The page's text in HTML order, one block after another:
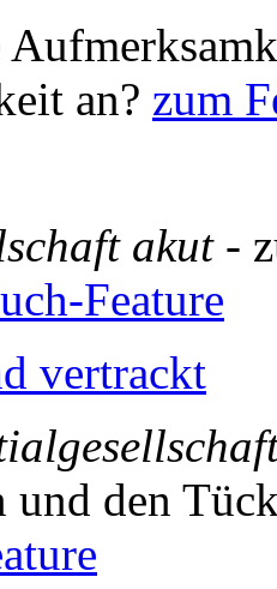
an? zum
akut-
Feature
vertrackt
und den